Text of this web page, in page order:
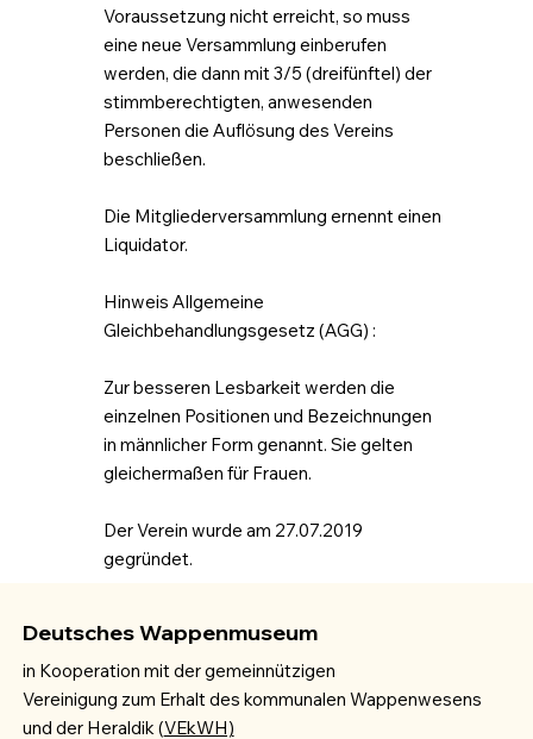
Voraussetzung nicht erreicht, so muss
eine neue Versammlung einberufen
werden, die dann mit 3/5 (dreifünftel) der
stimmberechtigten, anwesenden
Personen die Auflösung des Vereins
beschließen.
Die Mitgliederversammlung ernennt einen
Liquidator.
Hinweis Allgemeine
Gleichbehandlungsgesetz (AGG) :
Zur besseren Lesbarkeit werden die
einzelnen Positionen und Bezeichnungen
in männlicher Form genannt. Sie gelten
gleichermaßen für Frauen.
Der Verein wurde am 27.07.2019
gegründet.
Deutsches Wappenmuseum
in Kooperation mit der gemeinnützigen
Vereinigung zum Erhalt des kommunalen Wappenwesens
und der Heraldik (VEkWH)